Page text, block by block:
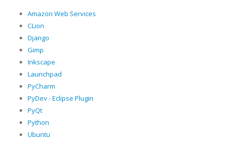
Amazon Web Services
CLion
Django
Gimp
Inkscape
Launchpad
PyCharm
PyDev - Eclipse Plugin
PyQt
Python
Ubuntu